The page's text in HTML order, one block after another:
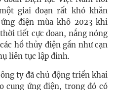
giai đoạn rất khó khăn
điện mùa khô 2023 khi
tiết cực đoan, nắng nóng
hồ thủy điện gần như cạn
liên tục lập đỉnh.
ty đã chủ động triển khai
cung ứng điện, trong đó có